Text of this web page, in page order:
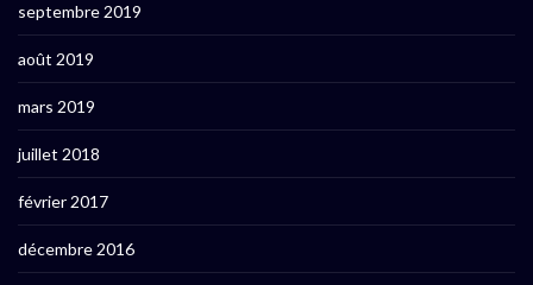
septembre 2019
août 2019
mars 2019
juillet 2018
février 2017
décembre 2016